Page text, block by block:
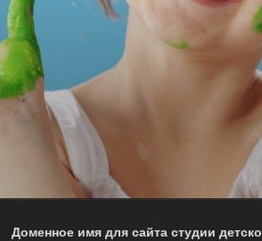
Доменное имя для сайта студии